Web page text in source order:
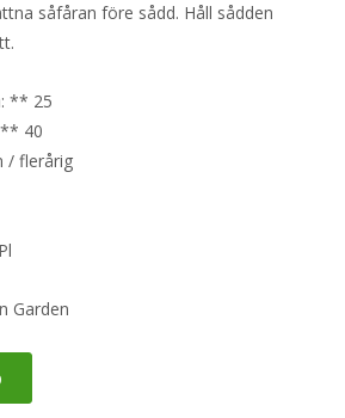
såfåran före sådd. Håll sådden
** 25
40
/ flerårig
Garden